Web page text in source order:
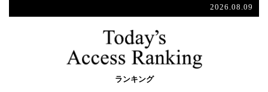
2026.08.09
ランキング